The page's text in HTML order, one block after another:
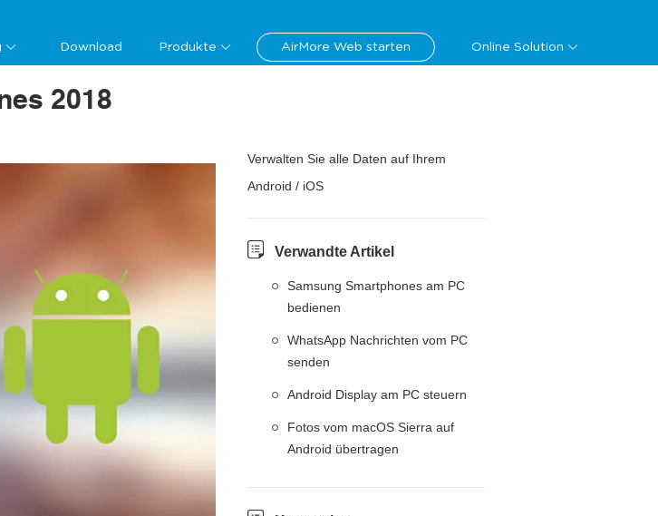
Download Produkte AirMore Web starten Online Solution
2018
Verwalten Sie alle Daten auf Ihrem
Android / iOS
Verwandte Artikel
Samsung Smartphones am PC
bedienen
WhatsApp Nachrichten vom PC
senden
Android Display am PC steuern
Fotos vom macOS Sierra auf
Android übertragen